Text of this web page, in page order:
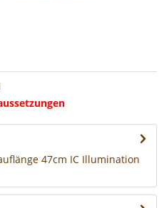
47cm IC Illumination